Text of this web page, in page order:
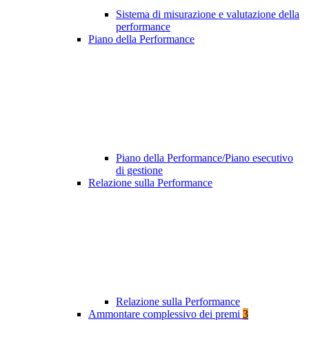
Sistema di misurazione e valutazione della
performance
Piano della Performance
Piano della Performance/Piano esecutivo
di gestione
Relazione sulla Performance
Relazione sulla Performance
Ammontare complessivo dei premi 3